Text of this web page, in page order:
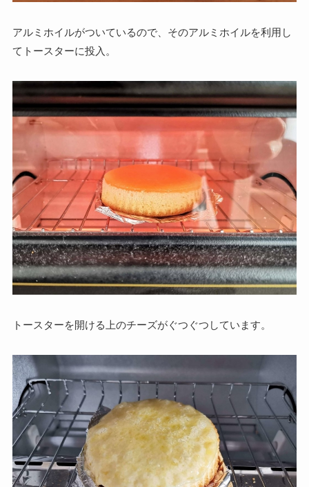
アルミホイルがついているので、そのアルミホイルを利用し
てトースターに投入。
トースターを開ける上のチーズがぐつぐつしています。